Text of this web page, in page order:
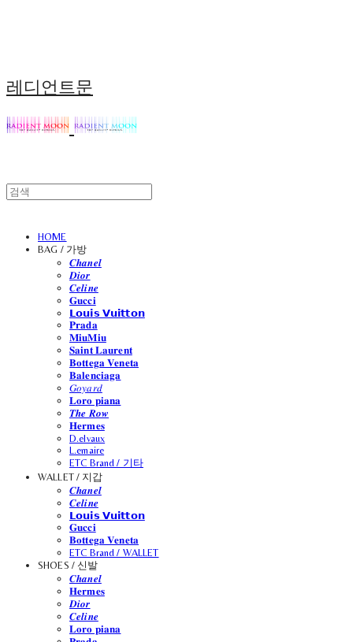
레디언트문
HOME
BAG / 가방
𝑪𝒉𝒂𝒏𝒆𝒍
𝑫𝒊𝒐𝒓
𝑪𝒆𝒍𝒊𝒏𝒆
𝐆𝐮𝐜𝐜𝐢
𝗟𝗼𝘂𝗶𝘀 𝗩𝘂𝗶𝘁𝘁𝗼𝗻
𝐏𝐫𝐚𝐝𝐚
𝐌𝐢𝐮𝐌𝐢𝐮
𝐒𝐚𝐢𝐧𝐭 𝐋𝐚𝐮𝐫𝐞𝐧𝐭
𝐁𝐨𝐭𝐭𝐞𝐠𝐚 𝐕𝐞𝐧𝐞𝐭𝐚
𝐁𝐚𝐥𝐞𝐧𝐜𝐢𝐚𝐠𝐚
𝐺𝑜𝑦𝑎𝑟𝑑
𝐋𝐨𝐫𝐨 𝐩𝐢𝐚𝐧𝐚
𝑻𝒉𝒆 𝑹𝒐𝒘
𝐇𝐞𝐫𝐦𝐞𝐬
D.elvaux
L.emaire
ETC Brand / 기타
WALLET / 지갑
𝑪𝒉𝒂𝒏𝒆𝒍
𝑪𝒆𝒍𝒊𝒏𝒆
𝗟𝗼𝘂𝗶𝘀 𝗩𝘂𝗶𝘁𝘁𝗼𝗻
𝐆𝐮𝐜𝐜𝐢
𝐁𝐨𝐭𝐭𝐞𝐠𝐚 𝐕𝐞𝐧𝐞𝐭𝐚
ETC Brand / WALLET
SHOES / 신발
𝑪𝒉𝒂𝒏𝒆𝒍
𝐇𝐞𝐫𝐦𝐞𝐬
𝑫𝒊𝒐𝒓
𝑪𝒆𝒍𝒊𝒏𝒆
𝐋𝐨𝐫𝐨 𝐩𝐢𝐚𝐧𝐚